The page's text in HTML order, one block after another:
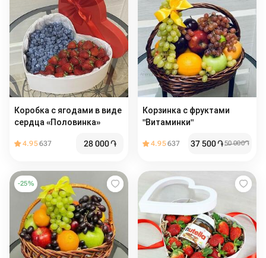
Коробка с ягодами в виде
сердца «Половинка»
4.95637 28 000֏
Корзинка с фруктами
"Витаминки"
4.95637 37 500֏50 000֏
-25%